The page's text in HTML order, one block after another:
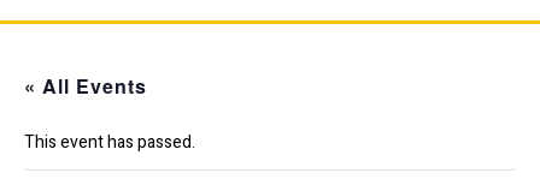
« All Events
This event has passed.